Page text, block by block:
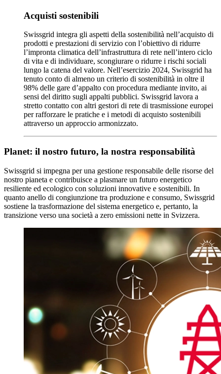
Acquisti sostenibili
Swissgrid integra gli aspetti della sostenibilità nell’acquisto di
prodotti e prestazioni di servizio con l’obiettivo di ridurre
l’impronta climatica dell’infrastruttura di rete nell’intero ciclo
di vita e di individuare, scongiurare o ridurre i rischi sociali
lungo la catena del valore. Nell’esercizio 2024, Swissgrid ha
tenuto conto di almeno un criterio di sostenibilità in oltre il
98% delle gare d’appalto con procedura mediante invito, ai
sensi del diritto sugli appalti pubblici. Swissgrid lavora a
stretto contatto con altri gestori di rete di trasmissione europei
per rafforzare le pratiche e i metodi di acquisto sostenibili
attraverso un approccio armonizzato.
Planet: il nostro futuro, la nostra responsabilità
Swissgrid si impegna per una gestione responsabile delle risorse del
nostro pianeta e contribuisce a plasmare un futuro energetico
resiliente ed ecologico con soluzioni innovative e sostenibili. In
quanto anello di congiunzione tra produzione e consumo, Swissgrid
sostiene la trasformazione del sistema energetico e, pertanto, la
transizione verso una società a zero emissioni nette in Svizzera.